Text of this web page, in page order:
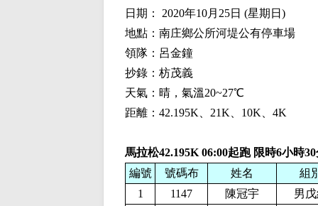
日期： 2020年10月25日 (星期日)
地點：南庄鄉公所河堤公有停車場
領隊：呂金鐘
抄錄：枋茂義
天氣：晴，氣溫20~27℃
距離：42.195K、21K、10K、4K
馬拉松42.195K 06:00起跑 限時6小時
編號
號碼布 姓名
組
1
1147 陳冠宇
男